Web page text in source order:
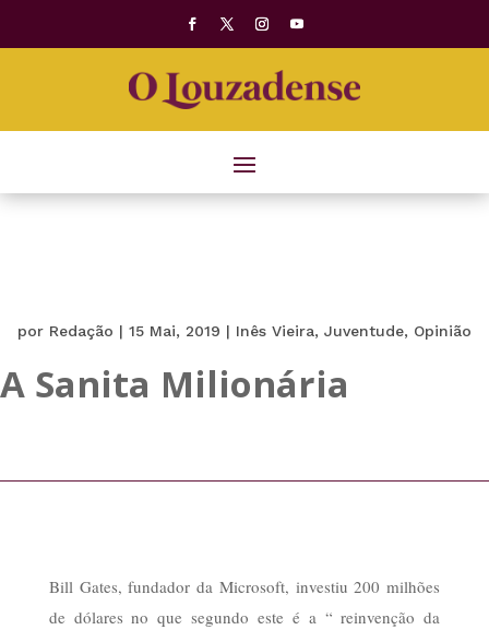
por Redação | 15 Mai, 2019 | Inês Vieira, Juventude, Opinião
A Sanita Milionária
Bill Gates, fundador da Microsoft, investiu 200 milhões
de dólares no que segundo este é a “ reinvenção da